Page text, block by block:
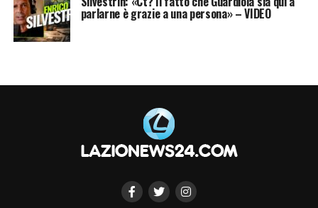
Basic (63′ LEIVA 6 –Partecipa alla gestione
del risultato, soprattutto dopo l’espulsione).
palloni, ma soprattutto consente a Milinkovic
di sganciarsi e di essere libero di partecipare
Parte alla grande, fornendo a
parlarne è grazie a una persona» – VIDEO